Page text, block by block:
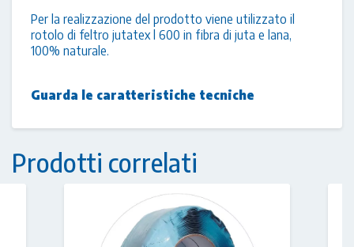
Per la realizzazione del prodotto viene utilizzato il
rotolo di feltro jutatex l 600 in fibra di juta e lana,
100% naturale.
Guarda le caratteristiche tecniche
Prodotti correlati